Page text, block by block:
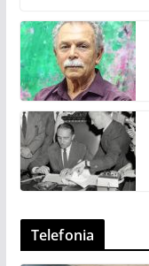
Telefonia